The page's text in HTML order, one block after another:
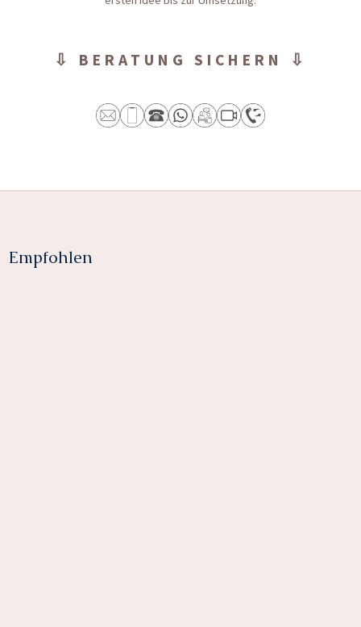
⇩ BERATUNG SICHERN ⇩
Empfohlen